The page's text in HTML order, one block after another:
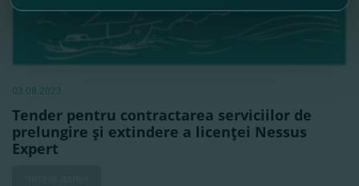
03.08.2023
Tender pentru contractarea serviciilor de
prelungire şi extindere a licenţei Nessus
Expert